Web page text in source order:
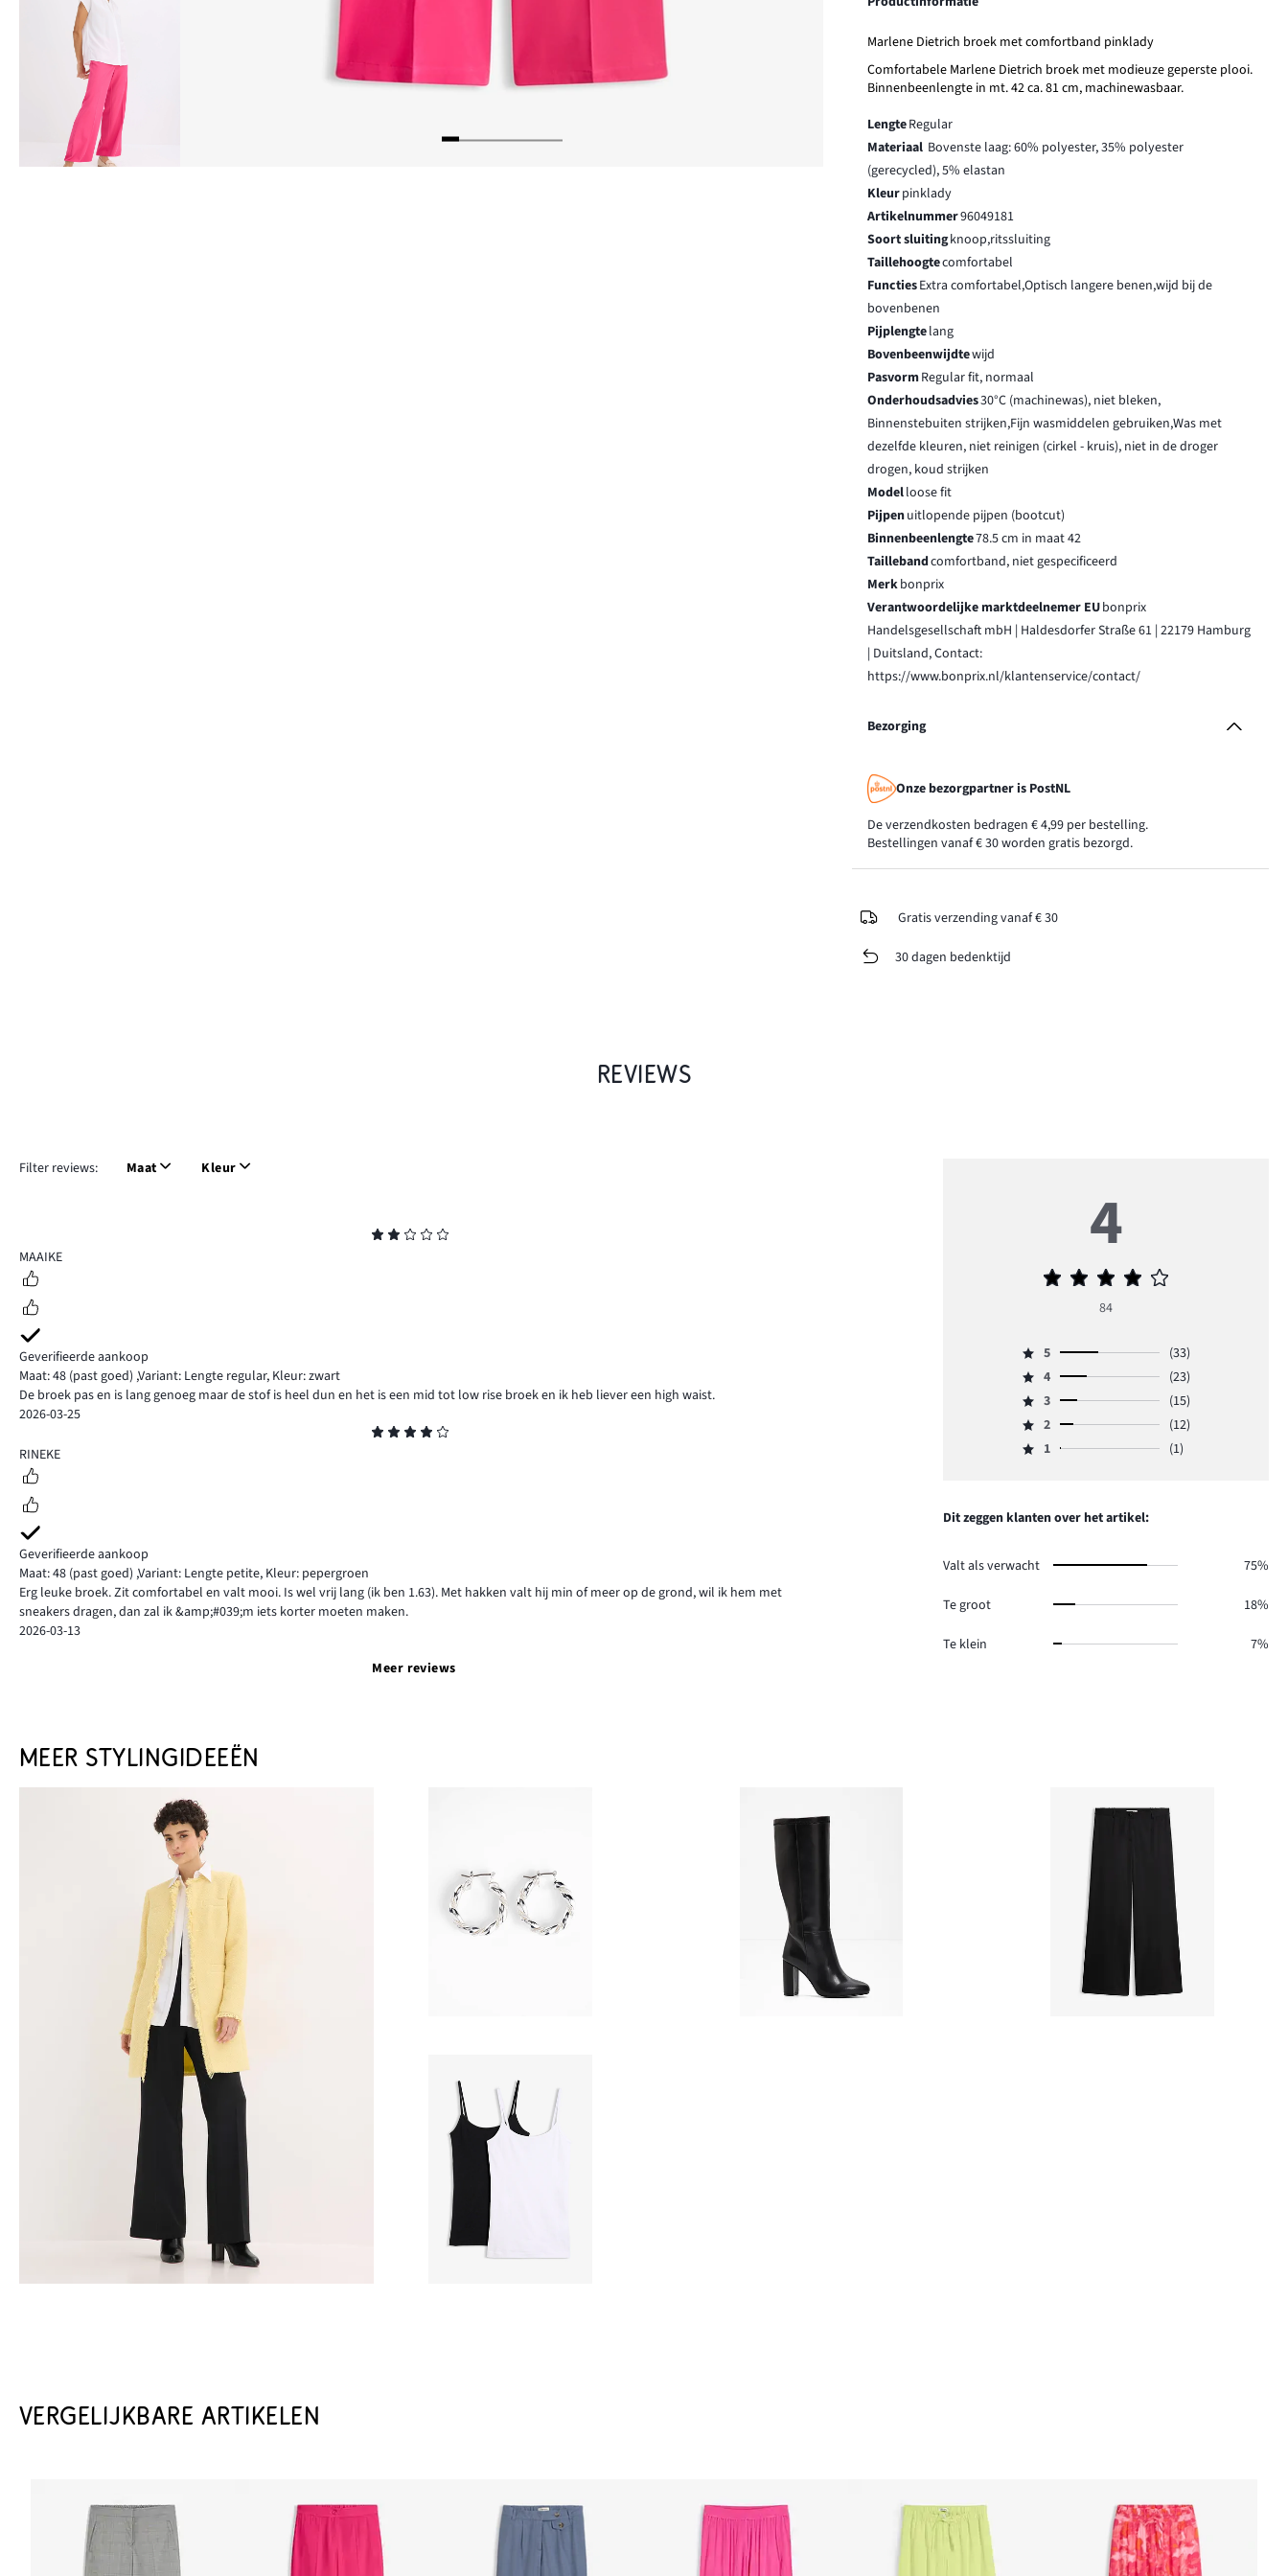
Marlene Dietrich broek met comfortband pinklady
Comfortabele Marlene Dietrich broek met modieuze geperste plooi.
Binnenbeenlengte in mt. 42 ca. 81 cm, machinewasbaar.
LengteRegular
Materiaal Bovenste laag: 60% polyester, 35% polyester
(gerecycled), 5% elastan
Kleurpinklady
Artikelnummer96049181
Soort sluitingknoop,ritssluiting
Taillehoogtecomfortabel
FunctiesExtra comfortabel,Optisch langere benen,wijd bij de
bovenbenen
Pijplengtelang
Bovenbeenwijdtewijd
PasvormRegular fit, normaal
Onderhoudsadvies30°C (machinewas), niet bleken,
Binnenstebuiten strijken,Fijn wasmiddelen gebruiken,Was met
dezelfde kleuren, niet reinigen (cirkel - kruis), niet in de droger
drogen, koud strijken
Modelloose fit
Pijpenuitlopende pijpen (bootcut)
Binnenbeenlengte78.5 cm in maat 42
Taillebandcomfortband, niet gespecificeerd
Merkbonprix
Verantwoordelijke marktdeelnemer EUbonprix
Handelsgesellschaft mbH | Haldesdorfer Straße 61 | 22179 Hamburg
| Duitsland, Contact:
https://www.bonprix.nl/klantenservice/contact/
Bezorging
Onze bezorgpartner is PostNL
De verzendkosten bedragen € 4,99 per bestelling.
Bestellingen vanaf € 30 worden gratis bezorgd.
Gratis verzending vanaf € 30
30 dagen bedenktijd
REVIEWS
Filter reviews: Maat Kleur
2
MAAIKE
Geverifieerde aankoop
Maat: 48 (past goed) ,Variant: Lengte regular, Kleur: zwart
De broek pas en is lang genoeg maar de stof is heel dun en het is een mid tot low rise broek en ik heb liever een high waist.
2026-03-25
4
RINEKE
Geverifieerde aankoop
Maat: 48 (past goed) ,Variant: Lengte petite, Kleur: pepergroen
Erg leuke broek. Zit comfortabel en valt mooi. Is wel vrij lang (ik ben 1.63). Met hakken valt hij min of meer op de grond, wil ik hem met
sneakers dragen, dan zal ik &amp;#039;m iets korter moeten maken.
2026-03-13
Meer reviews
4
Gemiddelde
4
84
Beoordeling
5,
aantal
reviews
5
(33)
Beoordeling
4,
aantal
reviews
4
(23)
Beoordeling
3,
aantal
3
(15)
Beoordeling
2,
12.
2
(12)
Beoordeling
reviews
1 (1)
Dit zeggen klanten over het artikel:
Valt als verwacht 75%
Te groot 18%
Te klein 7%
MEER STYLINGIDEEËN
VERGELIJKBARE ARTIKELEN